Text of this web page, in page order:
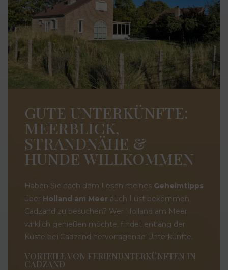
GUTE UNTERKÜNFTE:
MEERBLICK,
STRANDNÄHE &
HUNDE WILLKOMMEN
Haben Sie nach dem Lesen meines Geheimtipps
über Holland am Meer auch Lust bekommen,
Cadzand zu besuchen? Wer Holland am Meer
wirklich genießen möchte, findet entlang der
Küste bei Cadzand hervorragende Unterkünfte.
VORTEILE VON FERIENUNTERKÜNFTEN IN
CADZAND